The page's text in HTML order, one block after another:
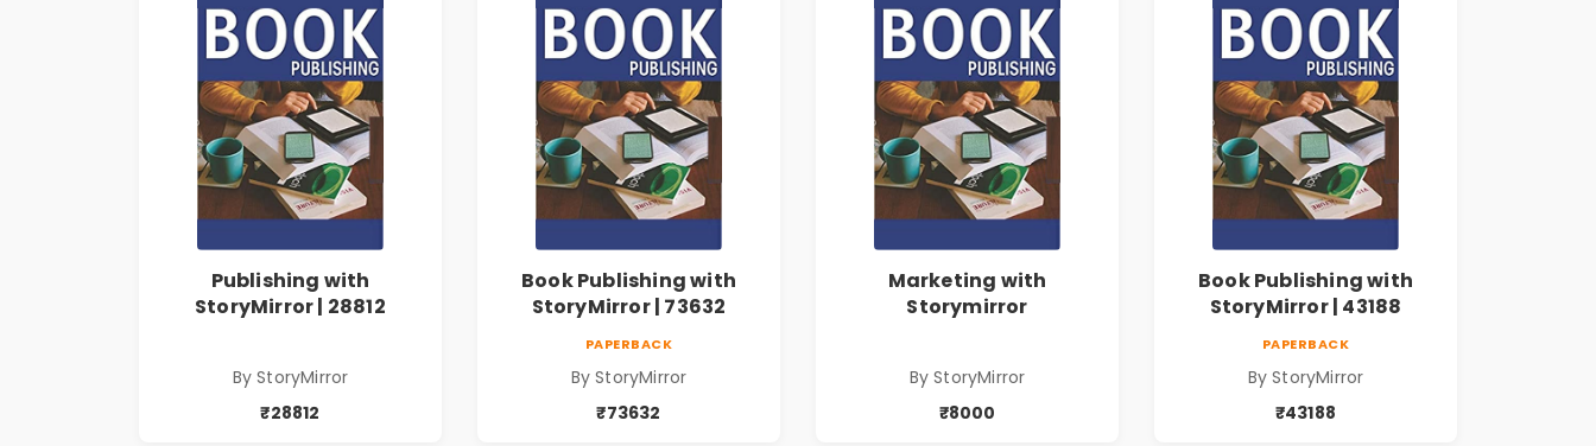
Publishing with
StoryMirror | 28812
By StoryMirror
₹28812
Book Publishing with
StoryMirror | 73632
PAPERBACK
By StoryMirror
₹73632
Marketing with
Storymirror
By StoryMirror
₹8000
Book Publishing with
StoryMirror | 43188
PAPERBACK
By StoryMirror
₹43188